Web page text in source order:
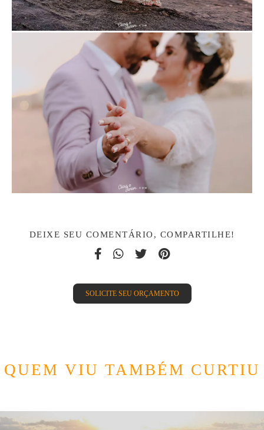
DEIXE SEU COMENTÁRIO, COMPARTILHE!
SOLICITE SEU ORÇAMENTO
QUEM VIU TAMBÉM CURTIU